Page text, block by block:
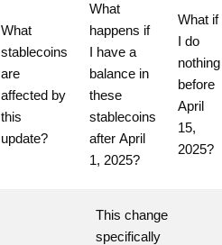
What
stablecoins
are
affected by
this
update?
What
happens if
I have a
balance in
these
stablecoins
after April
1, 2025?
What if
I do
nothing
before
April
15,
2025?
This change
specifically